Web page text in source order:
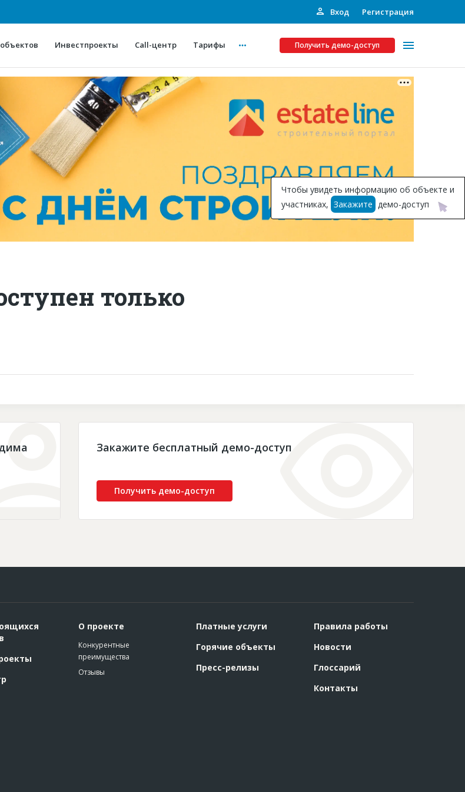
Вход Регистрация
Инвестпроекты Call-центр Тарифы Получить демо-доступ
О проекте
Конкурентные преимущества
Горячие объекты
Глоссарий
Платные услуги
Рекламодателям
Инвестпроекты
Подписка на Базу
только
Закажите бесплатный демо-доступ
Получить демо-доступ
Чтобы увидеть информацию об объекте и
участниках, Закажите демо-доступ
О проекте
Конкурентные
преимущества
Отзывы
Платные услуги
Горячие объекты
Пресс-релизы
Правила работы
Новости
Глоссарий
Контакты